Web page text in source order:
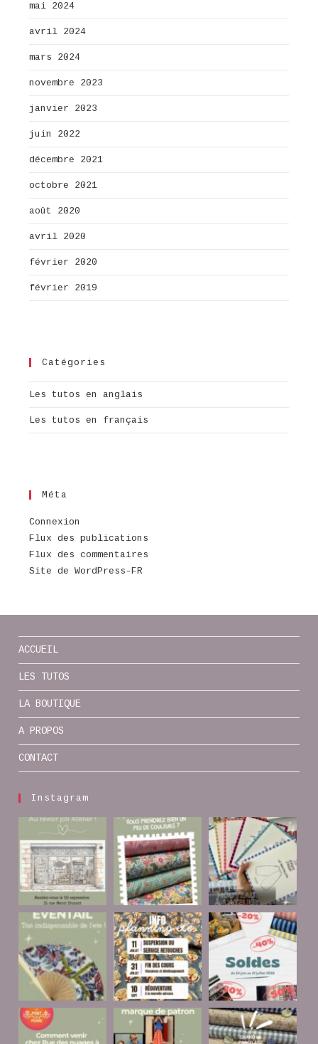
mai 2024
avril 2024
mars 2024
novembre 2023
janvier 2023
juin 2022
décembre 2021
octobre 2021
août 2020
avril 2020
février 2020
février 2019
Catégories
Les tutos en anglais
Les tutos en français
Méta
Connexion
Flux des publications
Flux des commentaires
Site de WordPress-FR
ACCUEIL
LES TUTOS
LA BOUTIQUE
A PROPOS
CONTACT
Instagram